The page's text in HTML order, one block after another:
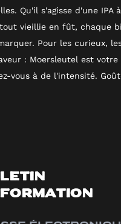
Qu'il s'agisse d'une IPA
vieillie en fût, chaque
Pour les curieux,
: Moersleutel est
vous à de l'intensité.